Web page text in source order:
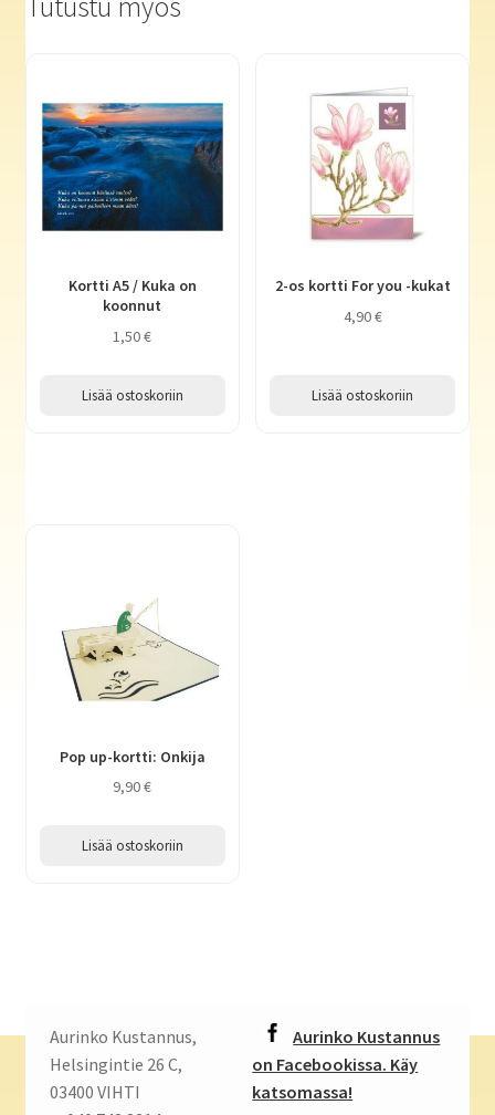
Kortti A5 / Kuka on
koonnut
1,50€
Lisää ostoskoriin
2-os kortti For you -kukat
4,90€
Lisää ostoskoriin
Pop up-kortti: Onkija
9,90€
Lisää ostoskoriin
Aurinko Kustannus,
Helsingintie 26 C,
03400 VIHTI
Aurinko Kustannus
on Facebookissa. Käy
katsomassa!